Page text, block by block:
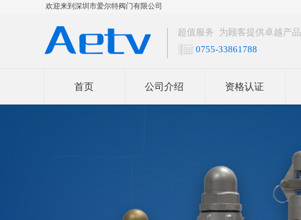
​欢迎来到深圳市爱尔特阀门有限公司
超值服务 为顾客提供卓越产品
0755-33861788
首页 公司介绍 资格认证